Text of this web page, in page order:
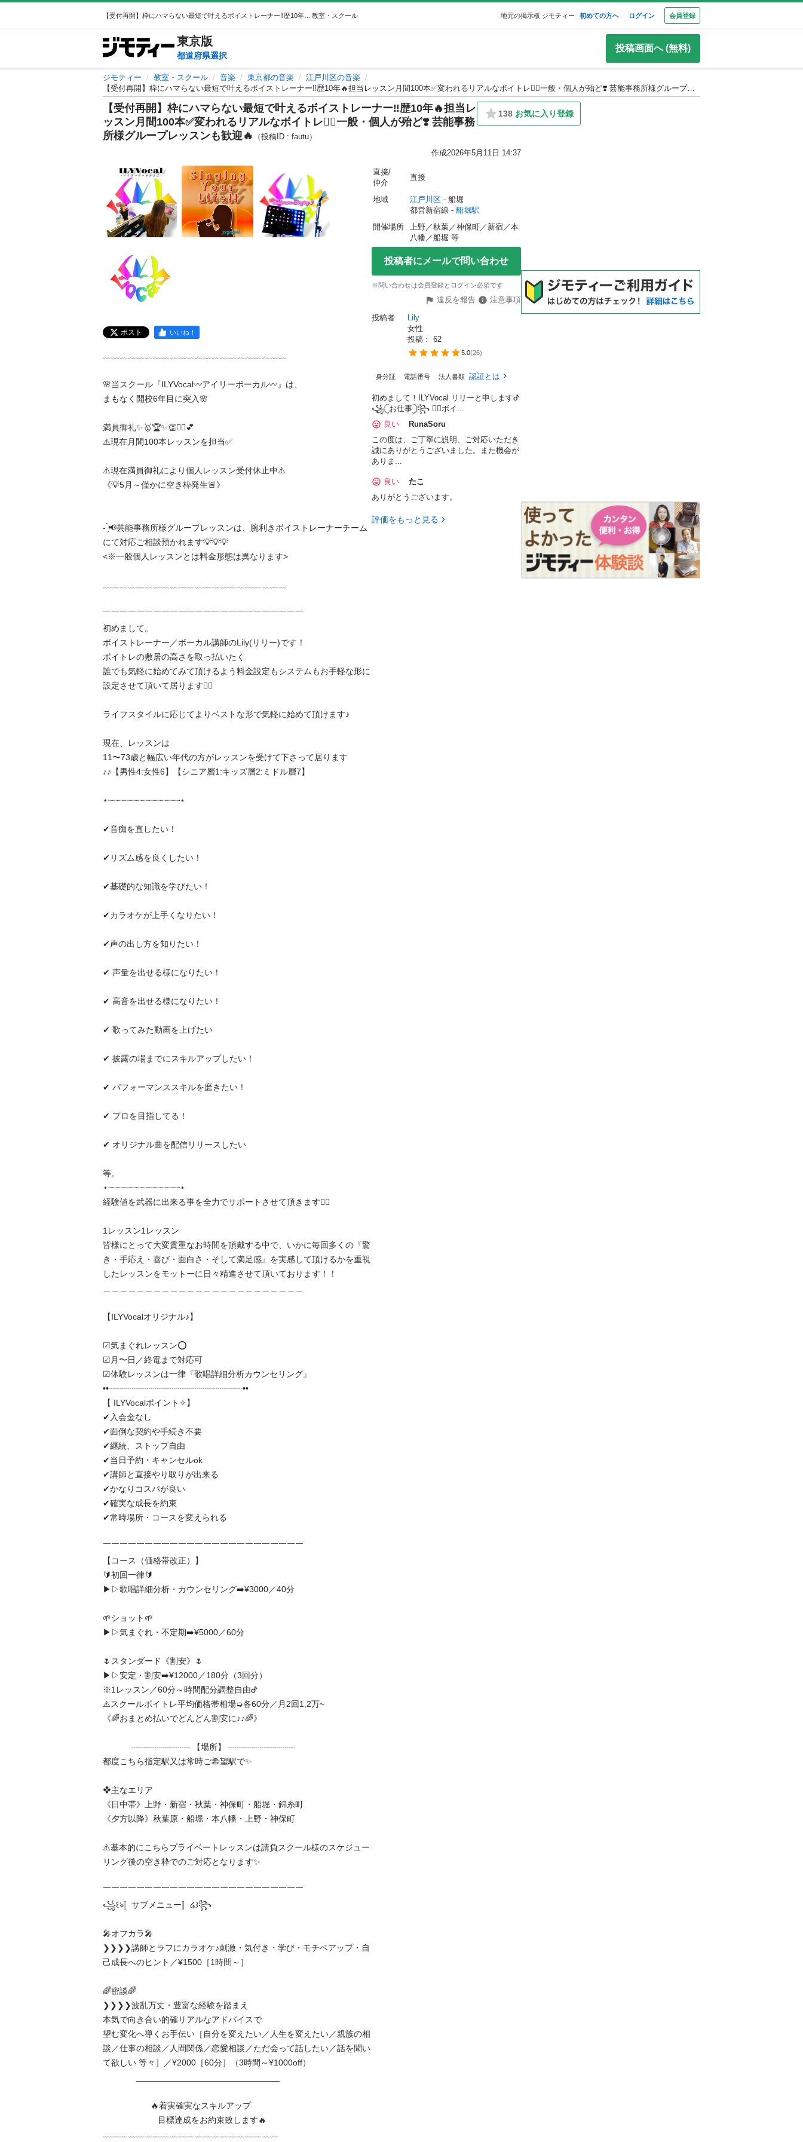
教室・スクール 地元の掲示板 ジモティー 初めての方へ ログイン 会員登録
東京版
都道府県選択
投稿画面へ (無料)
ジモティー 教室・スクール 音楽 東京都の音楽
江戸川区の音楽
【受付再開】枠にハマらない最短で叶えるボイストレーナー‼️歴10年🔥担当レッスン月間100本✅変われるリアルなボイトレ❤️‍🔥一般・個人が殆ど❣️ 芸能事務所様グループレッスンも歓迎🔥
【受付再開】枠にハマらない最短で叶えるボイストレーナー‼️歴10年🔥担当レ
ッスン月間100本✅変われるリアルなボイトレ❤️‍🔥一般・個人が殆ど❣️ 芸能事務
所様グループレッスンも歓迎🔥
（投稿ID : fautu）
138 お気に入り登録
作成2026年5月11日 14:37
ポスト いいね！
﹏﹏﹏﹏﹏﹏﹏﹏﹏﹏﹏﹏﹏﹏﹏﹏﹏﹏﹏﹏﹏﹏
🌸当スクール『ILYVocal〰️アイリーボーカル〰️』は、
まもなく開校6年目に突入🌸
満員御礼✨🥇🏆✨👏🙂‍↕️💕
⚠️現在月間100本レッスンを担当✅
⚠️現在満員御礼により個人レッスン受付休止中⚠️
《💡5月～僅かに空き枠発生🚨》
- ̗̀📢芸能事務所様グループレッスンは、腕利きボイストレーナーチーム
にて対応ご相談預かれます💡💡💡
<※一般個人レッスンとは料金形態は異なります>
﹏﹏﹏﹏﹏﹏﹏﹏﹏﹏﹏﹏﹏﹏﹏﹏﹏﹏﹏﹏﹏﹏
￣￣￣￣￣￣￣￣￣￣￣￣￣￣￣￣￣￣￣￣￣￣￣￣
初めまして。
ボイストレーナー／ボーカル講師のLily(リリー)です！
ボイトレの敷居の高さを取っ払いたく
誰でも気軽に始めてみて頂けるよう料金設定もシステムもお手軽な形に
設定させて頂いて居ります❤️‍🔥
ライフスタイルに応じてよりベストな形で気軽に始めて頂けます♪
現在、レッスンは
11〜73歳と幅広い年代の方がレッスンを受けて下さって居ります
♪♪【男性4:女性6】【シニア層1:キッズ層2:ミドル層7】
⋆┈┈┈┈┈┈┈┈┈┈┈┈┈┈┈⋆
︎︎︎︎︎︎✔音痴を直したい！
✔リズム感を良くしたい！
✔基礎的な知識を学びたい！
✔カラオケが上手くなりたい！
✔声の出し方を知りたい！
✔ 声量を出せる様になりたい！
✔ 高音を出せる様になりたい！
✔ 歌ってみた動画を上げたい
✔ 披露の場までにスキルアップしたい！
✔ パフォーマンススキルを磨きたい！
✔ プロを目指してる！
✔ オリジナル曲を配信リリースしたい
等。
⋆┈┈┈┈┈┈┈┈┈┈┈┈┈┈┈⋆
経験値を武器に出来る事を全力でサポートさせて頂きます❤️‍🔥
1レッスン1レッスン
皆様にとって大変貴重なお時間を頂戴する中で、いかに毎回多くの『驚
き・手応え・喜び・面白さ・そして満足感』を実感して頂けるかを重視
したレッスンをモットーに日々精進させて頂いております！！
【ILYVocalオリジナル♪】
︎︎︎︎︎︎☑︎気まぐれレッスン⭕️
☑︎月〜日／終電まで対応可
☑︎体験レッスンは一律『歌唱詳細分析カウンセリング』
••┈┈┈┈┈┈┈┈┈┈┈┈┈┈┈┈••
【 ILYVocalポイント✧︎】
✔︎︎︎︎入会金なし
✔︎︎︎︎面倒な契約や手続き不要
✔︎︎︎︎継続、ストップ自由
✔︎︎︎︎当日予約・キャンセルok
✔︎︎︎︎講師と直接やり取りが出来る
✔︎︎︎︎かなりコスパが良い
✔︎︎︎︎確実な成長を約束
✔︎︎︎︎常時場所・コースを変えられる
￣￣￣￣￣￣￣￣￣￣￣￣￣￣￣￣￣￣￣￣￣￣￣￣
【コース（価格帯改正）】
🔰初回一律🔰
▶︎▷歌唱詳細分析・カウンセリング➡️¥3000／40分
🌱ショット🌱
▶︎▷気まぐれ・不定期➡️¥5000／60分
🌷スタンダード《割安》🌷
▶︎▷安定・割安➡️¥12000／180分（3回分）
※1レッスン／60分～時間配分調整自由ᕷ
⚠️スクールボイトレ平均価格帯相場➭各60分／月2回1,2万~
《🌈おまとめ払いでどんどん割安に♪♪🌈》
都度こちら指定駅又は常時ご希望駅で✨
❖主なエリア
《日中帯》上野・新宿・秋葉・神保町・船堀・錦糸町
《夕方以降》秋葉原・船堀・本八幡・上野・神保町
⚠️基本的にこちらプライベートレッスンは請負スクール様のスケジュー
リング後の空き枠でのご対応となります✨️
￣￣￣￣￣￣￣￣￣￣￣￣￣￣￣￣￣￣￣￣￣￣￣￣
꧁꒰ঌ〚サブメニュー〛໒꒱꧂
🎤オフカラ🎤
❯❯❯❯講師とラフにカラオケ♪刺激・気付き・学び・モチベアップ・自
己成長へのヒント／¥1500［1時間～］
🌈密談🌈
❯❯❯❯波乱万丈・豊富な経験を踏まえ
本気で向き合い的確リアルなアドバイスで
望む変化へ導くお手伝い［自分を変えたい／人生を変えたい／親族の相
談／仕事の相談／人間関係／恋愛相談／ただ会って話したい／話を聞い
て欲しい 等々］／¥2000［60分］（3時間～¥1000off）
                    🔥着実確実なスキルアップ
﹏﹏﹏﹏﹏﹏﹏﹏﹏﹏﹏﹏﹏﹏﹏﹏﹏﹏﹏﹏﹏
直接/
仲介
直接
地域 江戸川区 - 船堀
都営新宿線 - 船堀駅
開催場所
上野／秋葉／神保町／新宿／本
八幡／船堀 等
投稿者にメールで問い合わせ
※問い合わせは会員登録とログイン必須です
違反を報告
注意事項
投稿者
Lily
女性
投稿： 62
5.0(26)
身分証 電話番号 法人書類 認証とは
初めまして！ILYVocal リリーと申しますᕷ
꧁‎𓊆お仕事𓊇꧂ ❤️‍🔥ボイ...
良い
RunaSoru
この度は、ご丁寧に説明、ご対応いただき
誠にありがとうございました。また機会が
ありま...
良い
たこ
ありがとうございます。
評価をもっと見る